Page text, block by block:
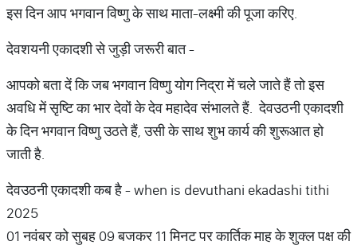
इस दिन आप भगवान विष्णु के साथ माता-लक्ष्मी की पूजा करिए.
देवशयनी एकादशी से जुड़ी जरूरी बात -
आपको बता दें कि जब भगवान विष्णु योग निद्रा में चले जाते हैं तो इस
अवधि में सृष्टि का भार देवों के देव महादेव संभालते हैं. देवउठनी एकादशी
के दिन भगवान विष्णु उठते हैं, उसी के साथ शुभ कार्य की शुरूआत हो
जाती है.
देवउठनी एकादशी कब है - when is devuthani ekadashi tithi
2025
01 नवंबर को सुबह 09 बजकर 11 मिनट पर कार्तिक माह के शुक्ल पक्ष की